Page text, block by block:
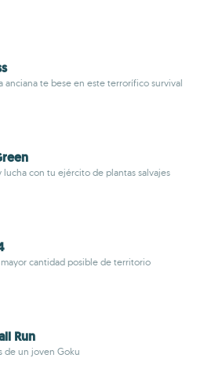
anciana te bese en este terrorífico survival
lucha con tu ejército de plantas salvajes
cantidad posible de territorio
Run
de un joven Goku